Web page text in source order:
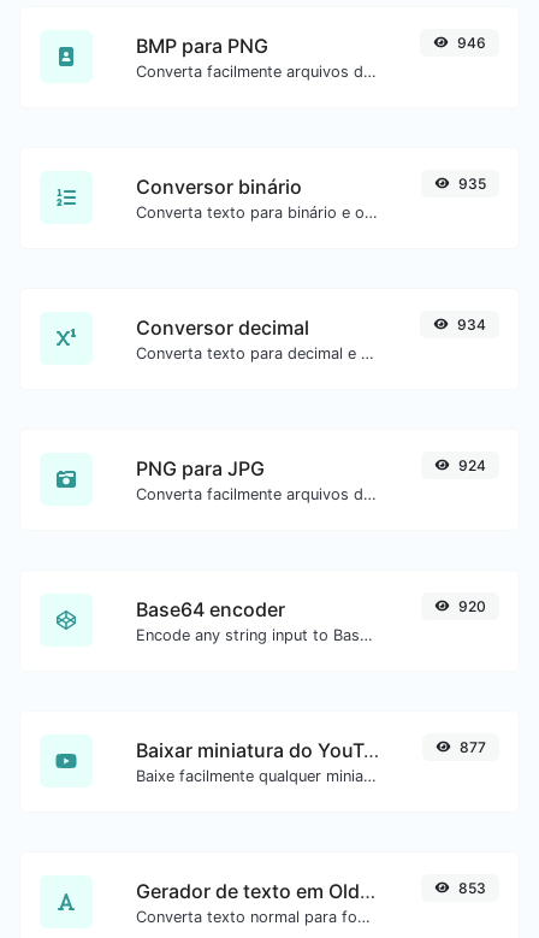
BMP para PNG
Converta facilmente arquivos de imagem BMP para PNG.
946
Conversor binário
Converta texto para binário e o contrário para qualquer entrada de string.
935
Conversor decimal
Converta texto para decimal e o contrário para qualquer entrada de string.
934
PNG para JPG
Converta facilmente arquivos de imagem PNG para JPG.
924
Base64 encoder
Encode any string input to Base64.
920
Baixar miniatura do YouTube
Baixe facilmente qualquer miniatura de vídeo do YouTube em todos os tamanhos disponíveis.
877
Gerador de texto em Old English
Converta texto normal para fonte Old English.
853